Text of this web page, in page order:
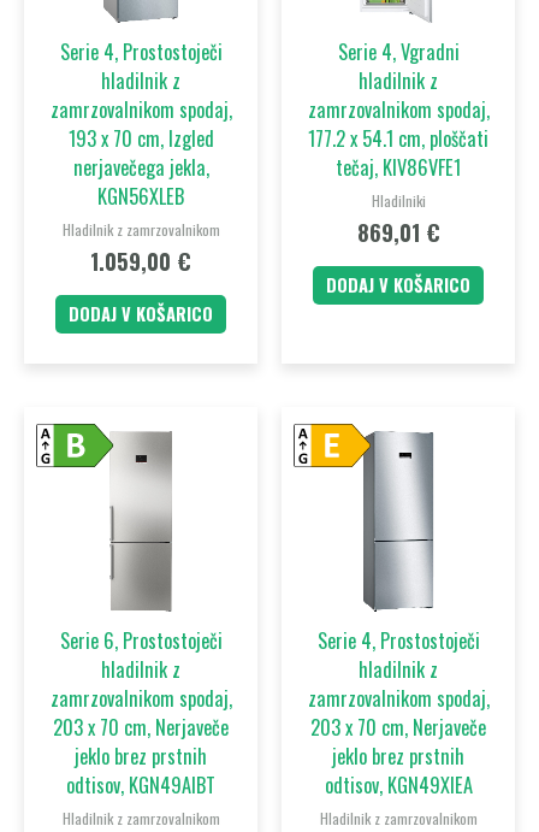
Serie 4, Prostostoječi
hladilnik z
zamrzovalnikom spodaj,
193 x 70 cm, Izgled
nerjavečega jekla,
KGN56XLEB
Hladilnik z zamrzovalnikom
1.059,00 €
DODAJ V KOŠARICO
Serie 4, Vgradni
hladilnik z
zamrzovalnikom spodaj,
177.2 x 54.1 cm, ploščati
tečaj, KIV86VFE1
Hladilniki
869,01 €
DODAJ V KOŠARICO
Serie 6, Prostostoječi
hladilnik z
zamrzovalnikom spodaj,
203 x 70 cm, Nerjaveče
jeklo brez prstnih
odtisov, KGN49AIBT
Hladilnik z zamrzovalnikom
Serie 4, Prostostoječi
hladilnik z
zamrzovalnikom spodaj,
203 x 70 cm, Nerjaveče
jeklo brez prstnih
odtisov, KGN49XIEA
Hladilnik z zamrzovalnikom